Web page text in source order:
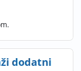
dodatni